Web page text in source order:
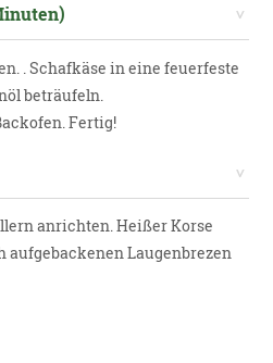
. Schafkäse in eine feuerfeste
beträufeln.
Fertig!
anrichten. Heißer Korse
Laugenbrezen